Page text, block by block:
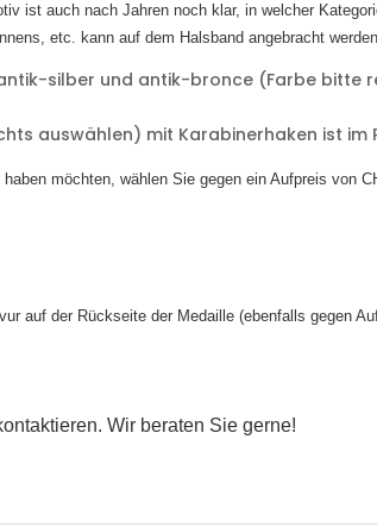
ist auch nach Jahren noch klar, in welcher
etc. kann auf dem Halsband angebracht
silber und antik-bronce (Farbe bitte
auswählen) mit Karabinerhaken ist im
möchten, wählen Sie gegen ein Aufpreis von
auf der Rückseite der Medaille (ebenfalls gegen
Wir beraten Sie gerne!